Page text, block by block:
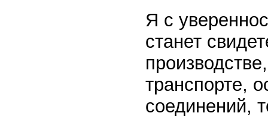
Я с
станет
транспорте,
соединений,